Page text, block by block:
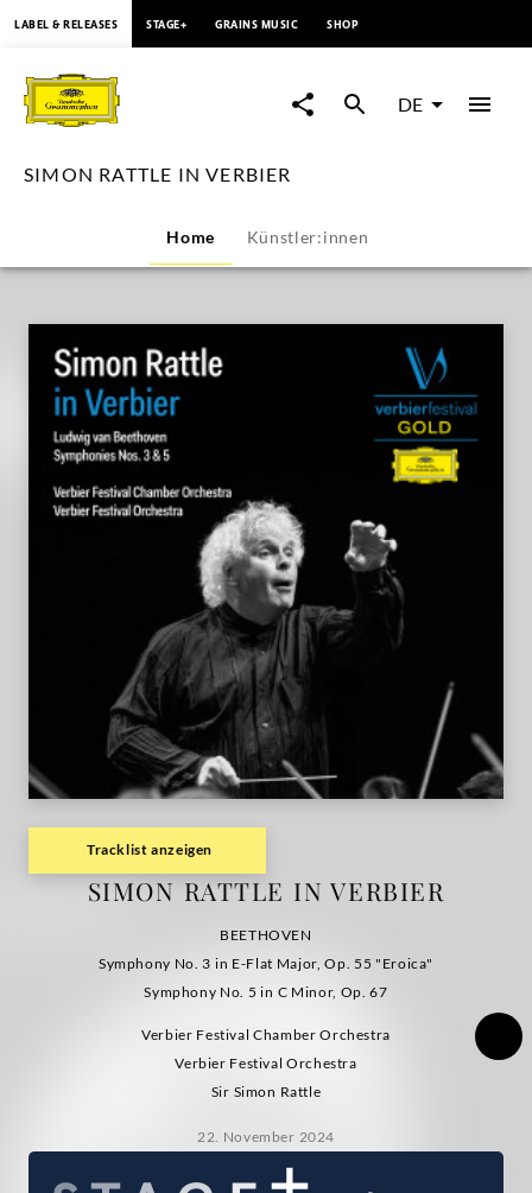
RATTLE
IN
|
Deutsche
Grammophon
LABEL & RELEASES STAGE+ GRAINS MUSIC SHOP
DE
SIMON RATTLE IN VERBIER
Home Künstler:innen
Tracklist anzeigen
SIMON RATTLE IN VERBIER
BEETHOVEN
Symphony No. 3 in E-Flat Major, Op. 55 "Eroica"
Symphony No. 5 in C Minor, Op. 67
Verbier Festival Chamber Orchestra
Verbier Festival Orchestra
Sir Simon Rattle
22. November 2024